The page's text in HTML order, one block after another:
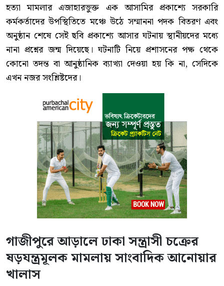
হত্যা মামলার এজাহারভুক্ত এক আসামির প্রকাশ্যে সরকারি
কর্মকর্তাদের উপস্থিতিতে মঞ্চে উঠে সম্মাননা পদক বিতরণ এবং
অনুষ্ঠান শেষে সেই ছবি প্রকাশ্যে আসার ঘটনায় স্থানীয়দের মধ্যে
নানা প্রশ্নের জন্ম দিয়েছে। ঘটনাটি নিয়ে প্রশাসনের পক্ষ থেকে
কোনো তদন্ত বা আনুষ্ঠানিক ব্যাখ্যা দেওয়া হয় কি না, সেদিকে
এখন নজর সংশ্লিষ্টদের।
গাজীপুরে আড়ালে ঢাকা সন্ত্রাসী চক্রের
ষড়যন্ত্রমূলক মামলায় সাংবাদিক আনোয়ার
খালাস